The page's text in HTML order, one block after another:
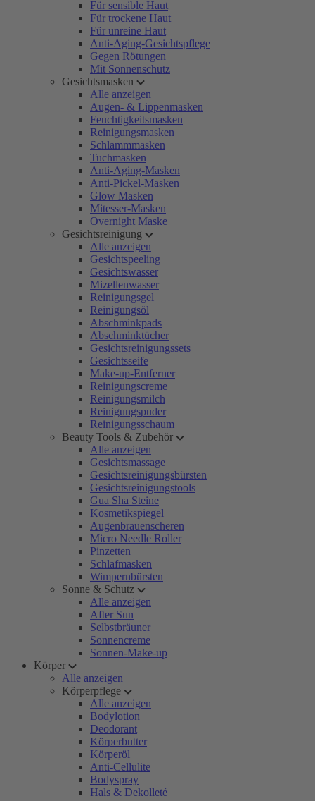
Für sensible Haut
Für trockene Haut
Für unreine Haut
Anti-Aging-Gesichtspflege
Gegen Rötungen
Mit Sonnenschutz
Gesichtsmasken
Alle anzeigen
Augen- & Lippenmasken
Feuchtigkeitsmasken
Reinigungsmasken
Schlammmasken
Tuchmasken
Anti-Aging-Masken
Anti-Pickel-Masken
Glow Masken
Mitesser-Masken
Overnight Maske
Gesichtsreinigung
Alle anzeigen
Gesichtspeeling
Gesichtswasser
Mizellenwasser
Reinigungsgel
Reinigungsöl
Abschminkpads
Abschminktücher
Gesichtsreinigungssets
Gesichtsseife
Make-up-Entferner
Reinigungscreme
Reinigungsmilch
Reinigungspuder
Reinigungsschaum
Beauty Tools & Zubehör
Alle anzeigen
Gesichtsmassage
Gesichtsreinigungsbürsten
Gesichtsreinigungstools
Gua Sha Steine
Kosmetikspiegel
Augenbrauenscheren
Micro Needle Roller
Pinzetten
Schlafmasken
Wimpernbürsten
Sonne & Schutz
Alle anzeigen
After Sun
Selbstbräuner
Sonnencreme
Sonnen-Make-up
Körper
Alle anzeigen
Körperpflege
Alle anzeigen
Bodylotion
Deodorant
Körperbutter
Körperöl
Anti-Cellulite
Bodyspray
Hals & Dekolleté